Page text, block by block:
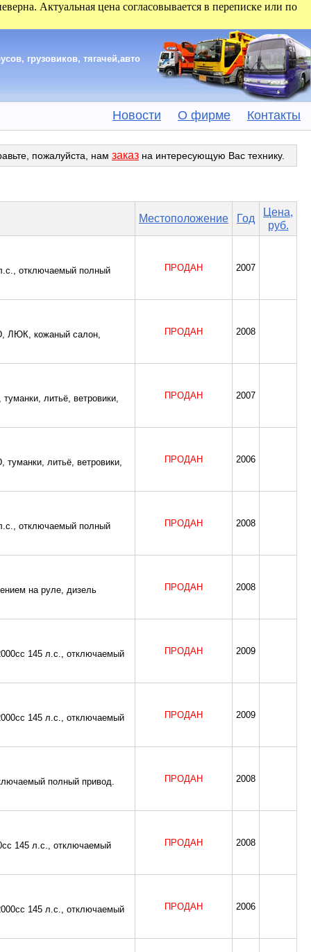
Актуальная цена согласовывается в переписке или по
грузовиков, тягачей,авто
Новости О фирме Контакты
пожалуйста, нам заказ на интересующую Вас технику.
Местоположение Год
Цена,
руб.
отключаемый полный
ПРОДАН 2007
ЛЮК, кожаный салон,
ПРОДАН 2008
литьё, ветровики,
ПРОДАН 2007
туманки, литьё, ветровики,
ПРОДАН 2006
отключаемый полный
ПРОДАН 2008
на руле, дизель
ПРОДАН 2008
145 л.с., отключаемый
ПРОДАН 2009
145 л.с., отключаемый
ПРОДАН 2009
полный привод.
ПРОДАН 2008
145 л.с., отключаемый
ПРОДАН 2008
145 л.с., отключаемый
ПРОДАН 2006